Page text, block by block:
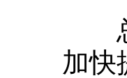
总
加快